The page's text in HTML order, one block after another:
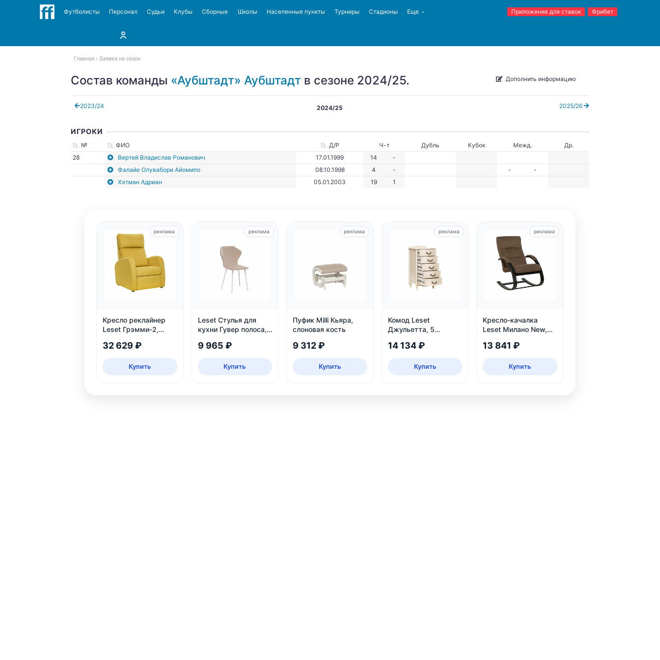
Футболисты Персонал Судьи Клубы Сборные Школы Населенные пункты Турниры Стадионы Еще Приложение для ставок Фрибет
Главная Заявка на сезон
Состав команды «Аубштадт» Аубштадт в сезоне 2024/25. Дополнить информацию
2023/24 2025/26
2024/25
ИГРОКИ
№ ФИО Д/Р Ч-т Дубль Кубок Межд.
Др.
28
Вертей Владислав Романович 17.01.1999 14
-
Фалайе Олувабори Айомипо
08.10.1998 4 - -
-
Хэтман Адриан
05.01.2003 19 1
Кресло реклайнер
Leset Грэмми-2,
32 629 ₽
Купить
реклама
Leset Стулья для
кухни Гувер полоса,
9 965 ₽
Купить
реклама
Пуфик Milli Кьяра,
слоновая кость
9 312 ₽
Купить
реклама
Комод Leset
Джульетта, 5
шампань
14 134 ₽
Купить
реклама
Кресло-качалка
Leset Милано New,
13 841 ₽
Купить
реклама